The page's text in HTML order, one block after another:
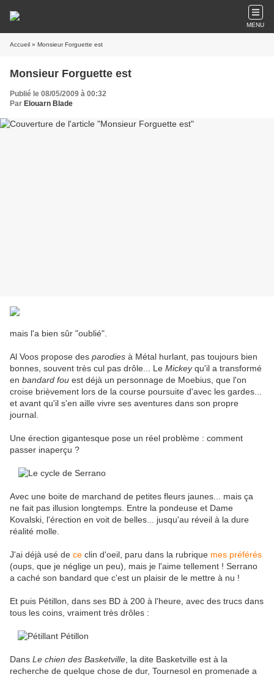
MENU
Accueil » Monsieur Forguette est
Monsieur Forguette est
Publié le 08/05/2009 à 00:32
Par Elouarn Blade
mais l'a bien sûr "oublié".
Al Voos propose des parodies à Métal hurlant, pas toujours bien
bonnes, souvent très cul pas drôle... Le Mickeyqu'il a transformé
en bandard fou est déjà un personnage de Moebius, que l'on
croise brièvement lors de la course poursuite d'avec les gardes...
et avant qu'il s'en aille vivre ses aventures dans son propre
journal.
Une érection gigantesque pose un réel problème : comment
passer inaperçu ?
Avec une boite de marchand de petites fleurs jaunes... mais ça
ne fait pas illusion longtemps. Entre la pondeuse et Dame
Kovalski, l'érection en voit de belles... jusqu'au réveil à la dure
réalité molle.
J'ai déjà usé de ce clin d'oeil, paru dans la rubrique mes préférés
(oups, que je néglige un peu), mais je l'aime tellement ! Serrano
a caché son bandard que c'est un plaisir de le mettre à nu !
Et puis Pétillon, dans ses BD à 200 à l'heure, avec des trucs dans
tous les coins, vraiment très drôles :
Dans Le chien des Basketville , la dite Basketville est à la
recherche de quelque chose de dur, Tournesol en promenade a